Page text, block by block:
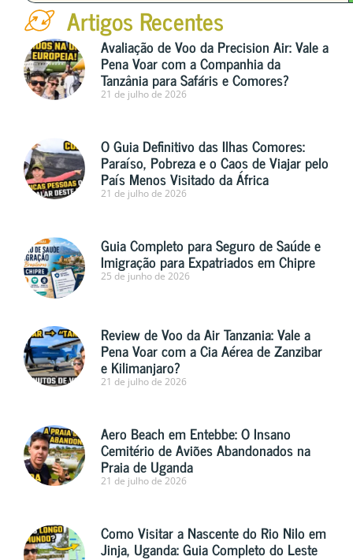
Artigos Recentes
Avaliação de Voo da Precision Air: Vale a
Pena Voar com a Companhia da
Tanzânia para Safáris e Comores?
21 de julho de 2026
O Guia Definitivo das Ilhas Comores:
Paraíso, Pobreza e o Caos de Viajar pelo
País Menos Visitado da África
21 de julho de 2026
Guia Completo para Seguro de Saúde e
Imigração para Expatriados em Chipre
25 de junho de 2026
Review de Voo da Air Tanzania: Vale a
Pena Voar com a Cia Aérea de Zanzibar
e Kilimanjaro?
21 de julho de 2026
Aero Beach em Entebbe: O Insano
Cemitério de Aviões Abandonados na
Praia de Uganda
21 de julho de 2026
Como Visitar a Nascente do Rio Nilo em
Jinja, Uganda: Guia Completo do Leste